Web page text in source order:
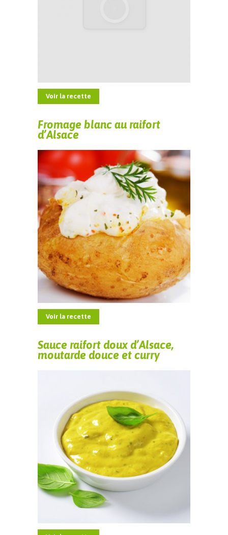
Voir la recette
Fromage blanc au raifort
d’Alsace
Voir la recette
Sauce raifort doux d’Alsace,
moutarde douce et curry